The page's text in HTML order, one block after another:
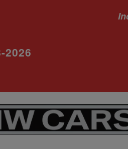
2026